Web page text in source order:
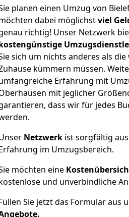
planen einen Umzug von
dabei möglichstviel
richtig! Unser Netzwerk
sich um nichts anderes als
kümmern müssen.
Erfahrung mit
mit jeglicher
dass wir für jedes
Netzwerk ist sorgfältig
im Umzugsbereich.
möchten eine
und unverbindliche
Sie jetzt das Formular aus